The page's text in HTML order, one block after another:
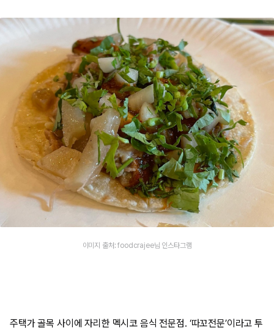
이미지 출처: foodcrajee님 인스타그램
주택가 골목 사이에 자리한 멕시코 음식 전문점. ‘따꼬전문’이라고 투